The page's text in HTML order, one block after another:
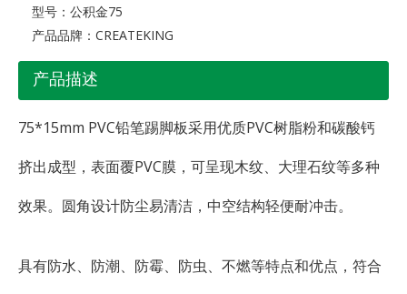
型号： 公积金75
产品品牌： CREATEKING
产品描述
75*15mm PVC铅笔踢脚板采用优质PVC树脂粉和碳酸钙
挤出成型，表面覆PVC膜，可呈现木纹、大理石纹等多种
效果。圆角设计防尘易清洁，中空结构轻便耐冲击。
具有防水、防潮、防霉、防虫、不燃等特点和优点，符合